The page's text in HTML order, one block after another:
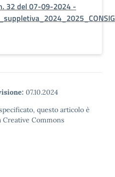
32 del 07-09-2024 -
07.10.2024
questo articolo è
Commons